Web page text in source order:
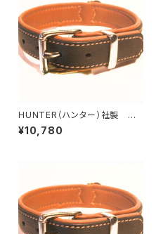
HUNTER（ハンター）社製 犬
用カナディアン・エルクレザー首
輪 30サイズ
¥10,780